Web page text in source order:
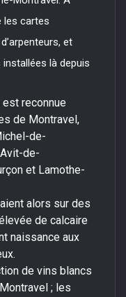
les cartes
et
là depuis
est reconnue
de Montravel,
de-
de-
et Lamothe-
alors sur des
de calcaire
naissance aux
de vins blancs
; les